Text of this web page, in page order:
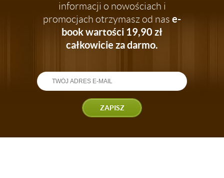
informacji o nowościach i
promocjach otrzymasz od nas e-
book wartości 19,90 zł
całkowicie za darmo.
ZAPISZ